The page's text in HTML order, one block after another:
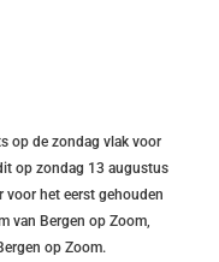
op de zondag vlak voor
op zondag 13 augustus
voor het eerst gehouden
van Bergen op Zoom,
op Zoom.